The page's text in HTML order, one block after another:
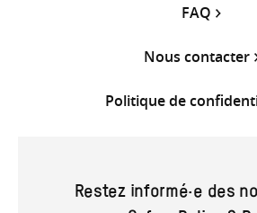
FAQ
Nous contacter
Politique de
Restez informé·e des